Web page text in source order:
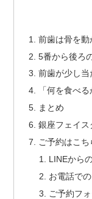
前歯は骨を動
5番から後ろ
前歯が少し当
「何を食べ
まとめ
銀座フェイ
ご予約はこち
LINEから
お電話で
ご予約フ